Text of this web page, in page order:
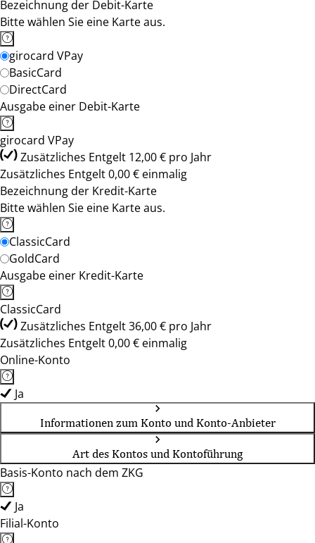
Bezeichnung der Debit-Karte
Bitte wählen Sie eine Karte aus.
girocard VPay
BasicCard
DirectCard
Ausgabe einer Debit-Karte
girocard VPay
Zusätzliches Entgelt 12,00 € pro Jahr
Zusätzliches Entgelt 0,00 € einmalig
Bezeichnung der Kredit-Karte
Bitte wählen Sie eine Karte aus.
ClassicCard
GoldCard
Ausgabe einer Kredit-Karte
ClassicCard
Zusätzliches Entgelt 36,00 € pro Jahr
Zusätzliches Entgelt 0,00 € einmalig
Online-Konto
Ja
Informationen zum Konto und Konto-Anbieter
Art des Kontos und Kontoführung
Basis-Konto nach dem ZKG
Ja
Filial-Konto